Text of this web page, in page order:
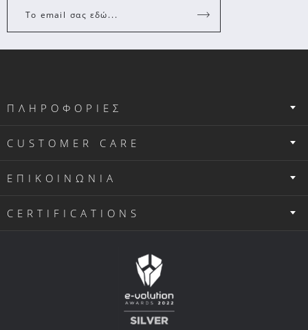
Το email σας εδώ...
ΠΛΗΡΟΦΟΡΙΕΣ
CUSTOMER CARE
ΕΠΙΚΟΙΝΩΝΙΑ
CERTIFICATIONS